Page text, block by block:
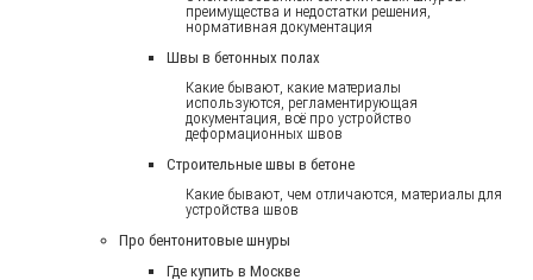
преимущества и недостатки решения,
нормативная документация
Швы в бетонных полах
Какие бывают, какие материалы
используются, регламентирующая
документация, всё про устройство
деформационных швов
Строительные швы в бетоне
Какие бывают, чем отличаются, материалы для
устройства швов
Про бентонитовые шнуры
Где купить в Москве